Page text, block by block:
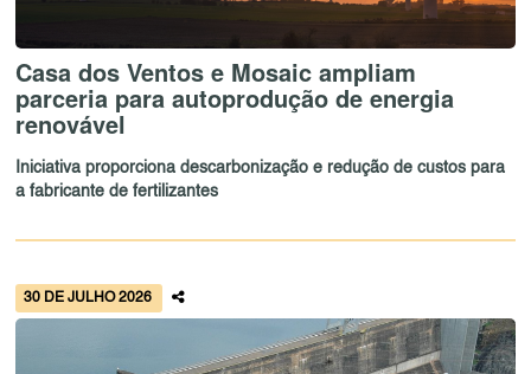
Casa dos Ventos e Mosaic ampliam
parceria para autoprodução de energia
renovável
Iniciativa proporciona descarbonização e redução de custos para
a fabricante de fertilizantes
30 DE JULHO 2026